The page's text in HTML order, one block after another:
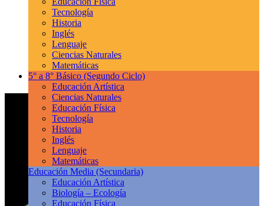
Tecnología
Historia
Inglés
Lenguaje
Ciencias Naturales
Matemáticas
5° a 8° Básico (Segundo Ciclo)
Educación Artística
Ciencias Naturales
Educación Física
Tecnología
Historia
Inglés
Lenguaje
Matemáticas
Educación Media (Secundaria)
Educación Artística
Biología – Ecología
Educación Física